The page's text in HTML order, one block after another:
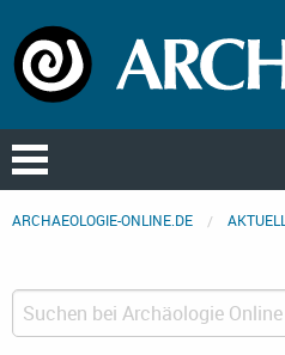
ARCHAEOLOGIE-ONLINE.DE